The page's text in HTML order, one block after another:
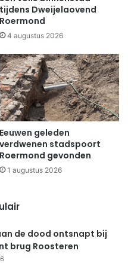
tijdens Dweijelaovend
Roermond
4 augustus 2026
Eeuwen geleden
verdwenen stadspoort
Roermond gevonden
1 augustus 2026
de dood ontsnapt bij
brug Roosteren